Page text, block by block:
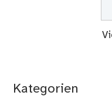
Kategorien